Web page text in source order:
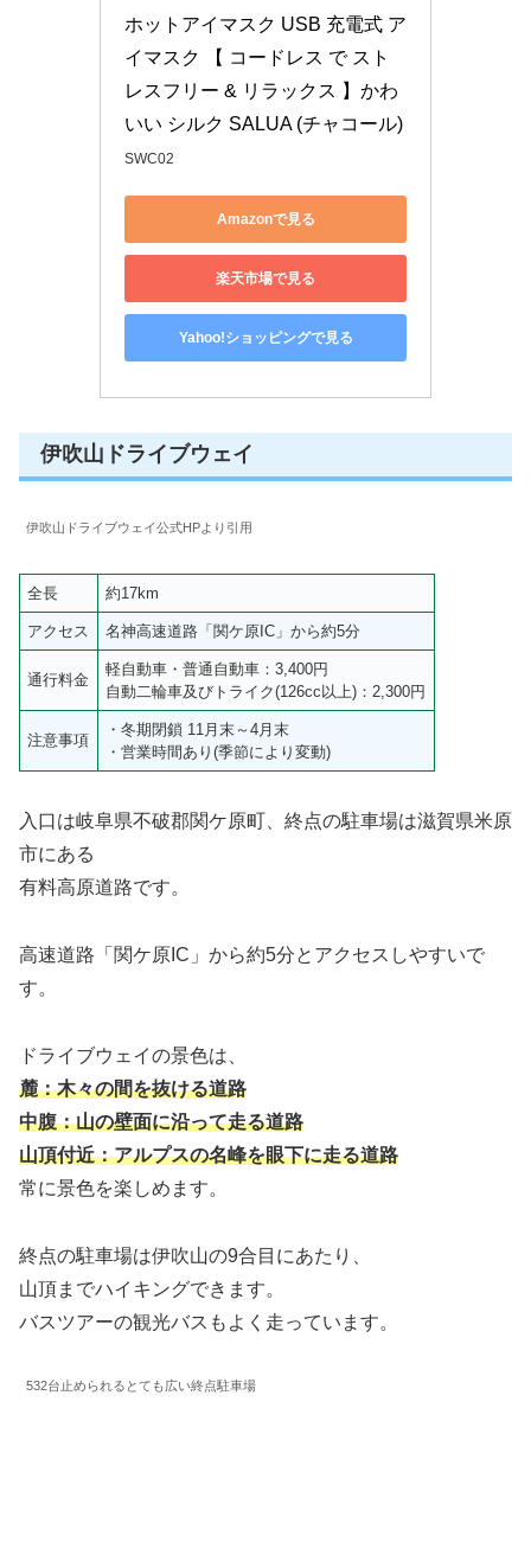
ホットアイマスク USB 充電式 ア
イマスク 【 コードレス で スト
レスフリー & リラックス 】かわ
いい シルク SALUA (チャコール)
SWC02
Amazonで見る
楽天市場で見る
Yahoo!ショッピングで見る
伊吹山ドライブウェイ
伊吹山ドライブウェイ公式HPより引用
全長 約17km
アクセス 名神高速道路「関ケ原IC」から約5分
通行料金
軽自動車・普通自動車：3,400円
自動二輪車及びトライク(126cc以上)：2,300円
注意事項
・冬期閉鎖 11月末～4月末
・営業時間あり(季節により変動)
入口は岐阜県不破郡関ケ原町、終点の駐車場は滋賀県米原
市にある
有料高原道路です。
高速道路「関ケ原IC」から約5分とアクセスしやすいで
す。
ドライブウェイの景色は、
麓：木々の間を抜ける道路
中腹：山の壁面に沿って走る道路
山頂付近：アルプスの名峰を眼下に走る道路
常に景色を楽しめます。
終点の駐車場は伊吹山の9合目にあたり、
山頂までハイキングできます。
バスツアーの観光バスもよく走っています。
532台止められるとても広い終点駐車場